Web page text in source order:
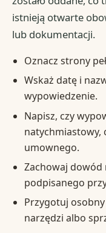
istnieją otwarte
lub dokumentacji.
Oznacz strony
Wskaż datę i
wypowiedzenie.
Napisz, czy
natychmiastowy,
umownego.
Zachowaj
podpisanego
Przygotuj
narzędzi albo